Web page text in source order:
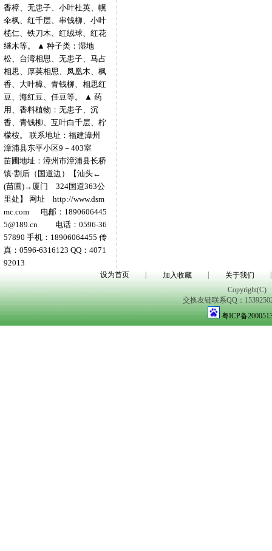
香樟、无患子、小叶杜英、幌
伞枫、红千层、串钱柳、小叶
榄仁、铁刀木、红绒球、红花
继木等。 ▲ 种子类：湿地
松、台湾相思、无患子、马占
相思、厚荚相思、凤凰木、枫
香、大叶樟、青钱柳、相思红
豆、海红豆、任豆等。 ▲ 药
用、香料植物：无患子、沉
香、青钱柳、互叶白千层、柠
檬桉。 联系地址：福建漳州
漳浦县东平小区9－403室
苗圃地址：漳州市漳浦县长桥
镇·割后（国道边）【汕头←
(苗圃)→厦门 324国道363公
里处】 网址 http://www.dsm
mc.com 电邮：1890606445
5@189.cn 电话：0596-36
57890 手机：18906064455 传
真：0596-6316123 QQ：4071
92013
设为首页 加入收藏 关于我们
Copyright(C)
交换友链联系QQ：
粤ICP备